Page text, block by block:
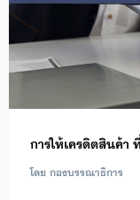
การให้เครดิตสินค้า
โดย กองบรรณาธิการ